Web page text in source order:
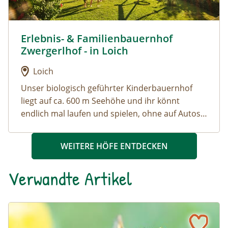
Urlaub am Bauernhof: Erlebnis- & Familienbauernhof
Erlebnis- & Familienbauernhof
Zwergerlhof - in Loich
Loich
Unser biologisch geführter Kinderbauernhof
liegt auf ca. 600 m Seehöhe und ihr könnt
endlich mal laufen und spielen, ohne auf Autos
unserer Tiere oder geht sogar mit einigen von
ihnen spazieren, entspannt in einer der
hauseigenen Märchenwald.
WEITERE HÖFE ENTDECKEN
Verwandte Artikel
Zwischen Wasser und Wipfel - ein Auwald für das